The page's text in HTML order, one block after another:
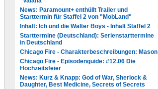
News: Paramount+ enthüllt Trailer und
Starttermin für Staffel 2 von "MobLand"
Inhalt: Ich und die Walter Boys - Inhalt Staffel 2
Starttermine (Deutschland): Serienstarttermine
in Deutschland
Chicago Fire - Charakterbeschreibungen: Mason
Chicago Fire - Episodenguide: #12.06 Die
Hochzeitsfeier
News: Kurz & Knapp: God of War, Sherlock &
Daughter, Best Medicine, Secrets of Secrets